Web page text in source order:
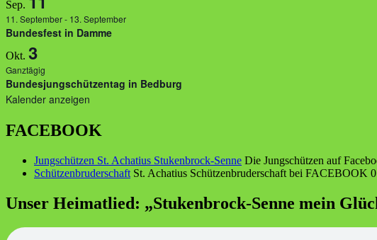
Sep.
11. September- 13. September
Bundesfest in Damme
Okt. 3
Ganztägig
Bundesjungschützentag in Bedburg
Kalender anzeigen
FACEBOOK
Jungschützen St. Achatius Stukenbrock-Senne Die Jungschützen auf
Schützenbruderschaft St. Achatius Schützenbruderschaft bei FACEBOOK 0
Unser Heimatlied: „Stukenbrock-Senne mein